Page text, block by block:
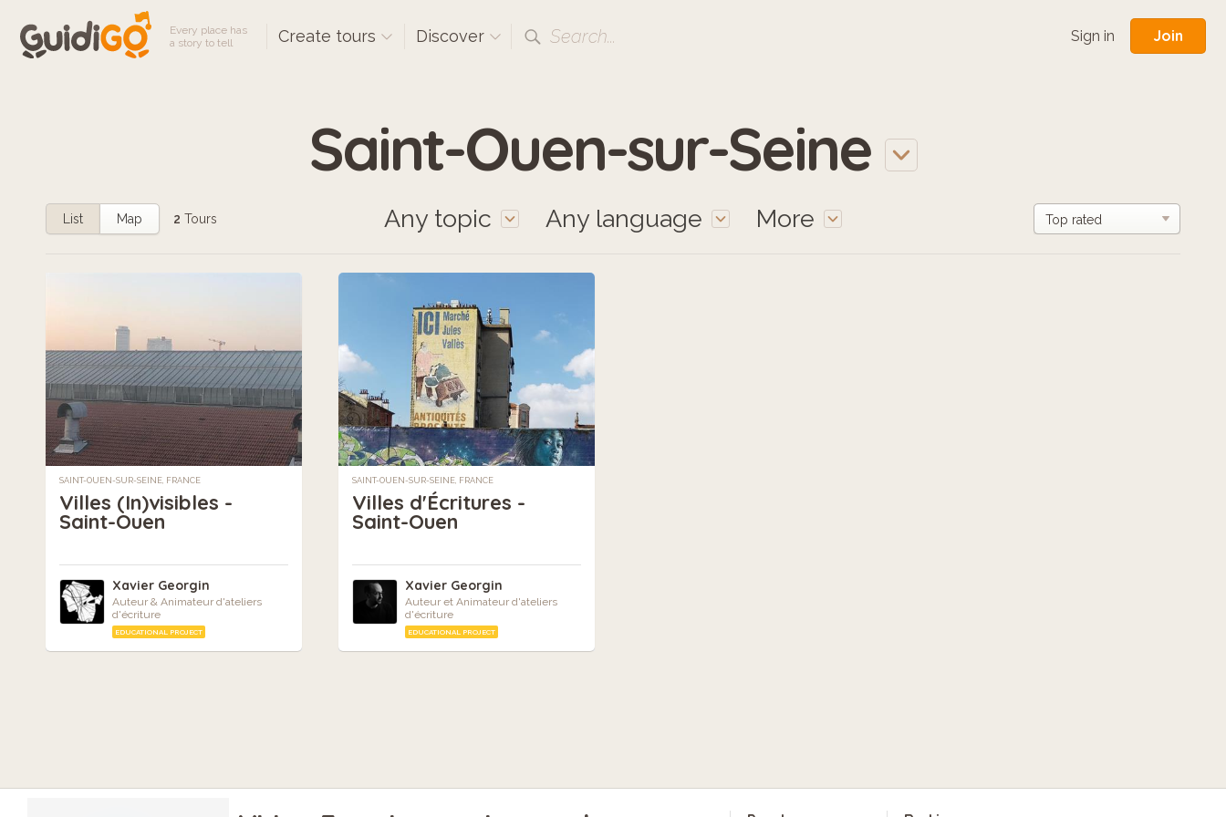
Every place has
a story to tell
Create tours Discover Search... Sign in Join
Saint-Ouen-sur-Seine
Any topic Any language More
List Map 2 Tours
SAINT-OUEN-SUR-SEINE, FRANCE
Villes (In)visibles -
Saint-Ouen
Xavier Georgin
Auteur & Animateur d'ateliers
d'écriture
EDUCATIONAL PROJECT
SAINT-OUEN-SUR-SEINE, FRANCE
Villes d'Écritures -
Saint-Ouen
Xavier Georgin
Auteur et Animateur d'ateliers
d'écriture
EDUCATIONAL PROJECT